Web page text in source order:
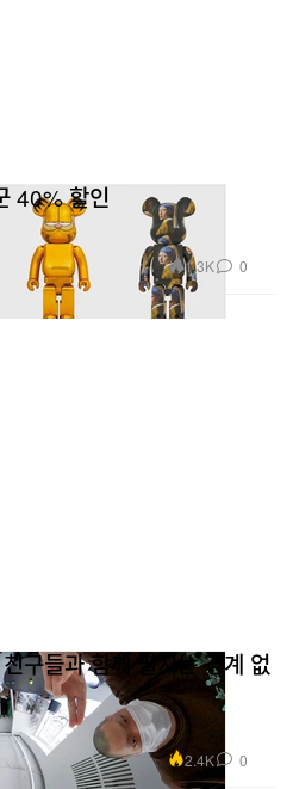
40% 할인
1.3K 0
구들과 함께 펼치는 경계 없
2.4K 0